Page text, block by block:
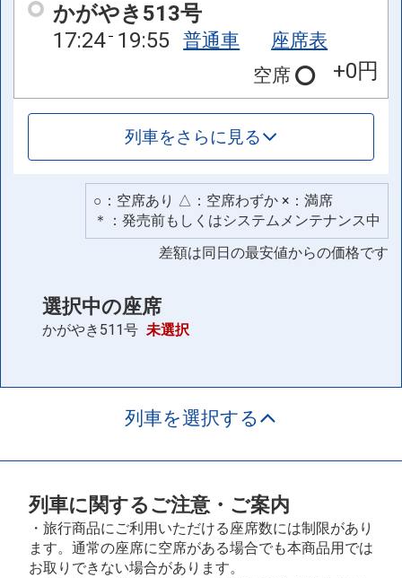
かがやき513号
17:24 19:55 普通車
座席表
空席
+0円
列車をさらに見る
○：空席あり △：空席わずか ×：満席
＊：発売前もしくはシステムメンテナンス中
差額は同日の最安値からの価格です
選択中の座席
かがやき511号 未選択
列車を選択する
列車に関するご注意・ご案内
・旅行商品にご利用いただける座席数には制限があり
ます。通常の座席に空席がある場合でも本商品用では
お取りできない場合があります。